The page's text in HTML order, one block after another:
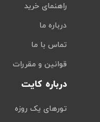
راهنمای خرید
درباره ما
تماس با ما
قوانین و مقررات
درباره کایت
تورهای یک روزه